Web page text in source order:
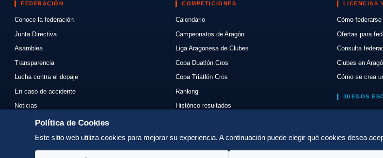
FEDERACIÓN
Conoce la federación
Junta Directiva
Asamblea
Transparencia
Lucha contra el dopaje
En caso de accidente
Noticias
Eventos
Enlaces
COMPETICIONES
Calendario
Campeonatos de Aragón
Liga Aragonesa de Clubes
Copa Duatlón Cros
Copa Triatlón Cros
Ranking
Histórico resultados
Normativas
LICENCIAS
Cómo federarse
Ofertas para
Consulta
Clubes en
Cómo se crea
JUEGOS
Política de Cookies
Este sitio web utiliza cookies para mejorar su experiencia. A continuación puede elegir qué cookies desea